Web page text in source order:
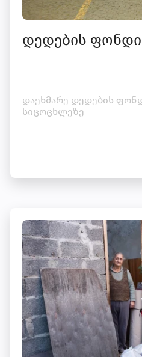
დედების ფონდი
დაეხმარე დედების
სიცოცხლეზე